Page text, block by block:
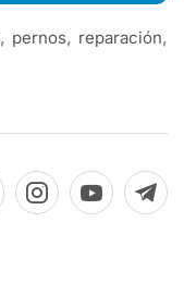
, pernos, reparación,